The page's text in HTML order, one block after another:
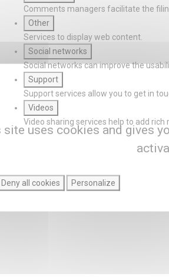
Comments managers facilitate the
Other
Services to display web content.
Social networks
Social networks can improve the
Support
Support services allow you to get in
Videos
Video sharing services help to add
site uses cookies and gives
Deny all cookies Personalize